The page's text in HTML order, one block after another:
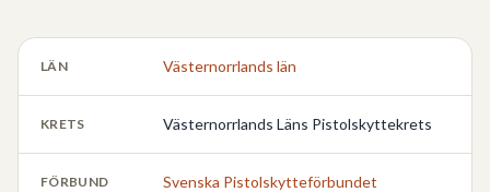
LÄN Västernorrlands län
KRETS Västernorrlands Läns Pistolskyttekrets
FÖRBUND Svenska Pistolskytteförbundet